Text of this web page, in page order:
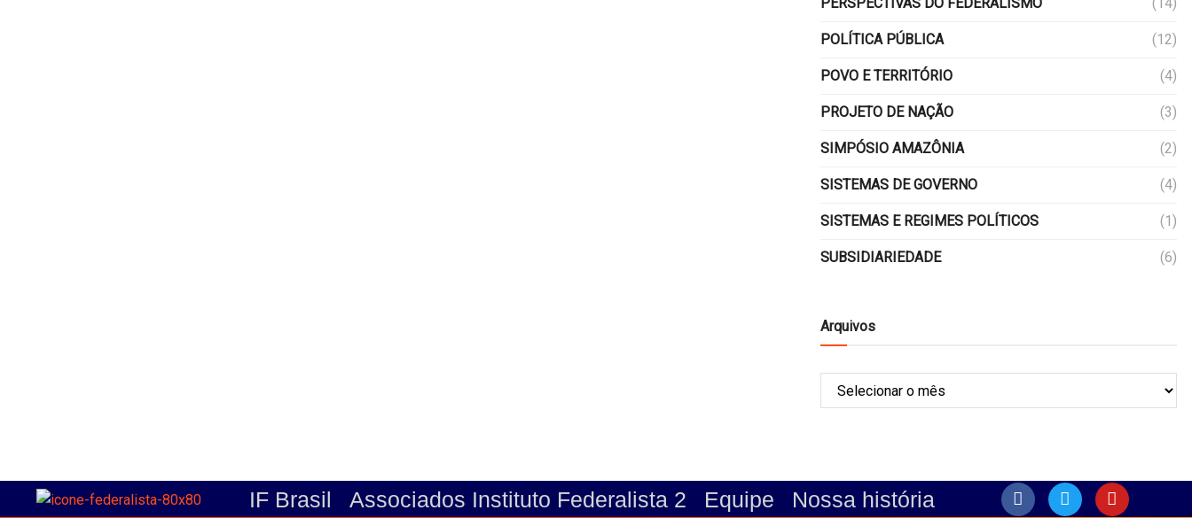
POLÍTICA PÚBLICA (12)
POVO E TERRITÓRIO (4)
PROJETO DE NAÇÃO (3)
SIMPÓSIO AMAZÔNIA (2)
SISTEMAS DE GOVERNO (4)
SISTEMAS E REGIMES POLÍTICOS (1)
SUBSIDIARIEDADE (6)
Arquivos
IF Brasil Associados Instituto Federalista 2 Equipe Nossa história